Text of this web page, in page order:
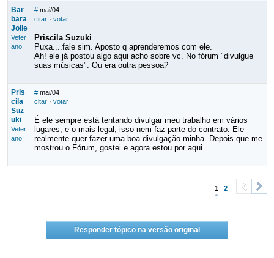
Bar
bara
Jolie
Veter
ano
# mai/04
citar· votar
Priscila Suzuki
Puxa....fale sim. Aposto q aprenderemos com ele.
Ah! ele já postou algo aqui acho sobre vc. No fórum "divulgue
suas músicas". Ou era outra pessoa?
Pris
cila
Suz
uki
Veter
ano
# mai/04
citar· votar
É ele sempre está tentando divulgar meu trabalho em vários
lugares, e o mais legal, isso nem faz parte do contrato. Ele
realmente quer fazer uma boa divulgação minha. Depois que me
mostrou o Fórum, gostei e agora estou por aqui.
1 2
Responder tópico na versão original